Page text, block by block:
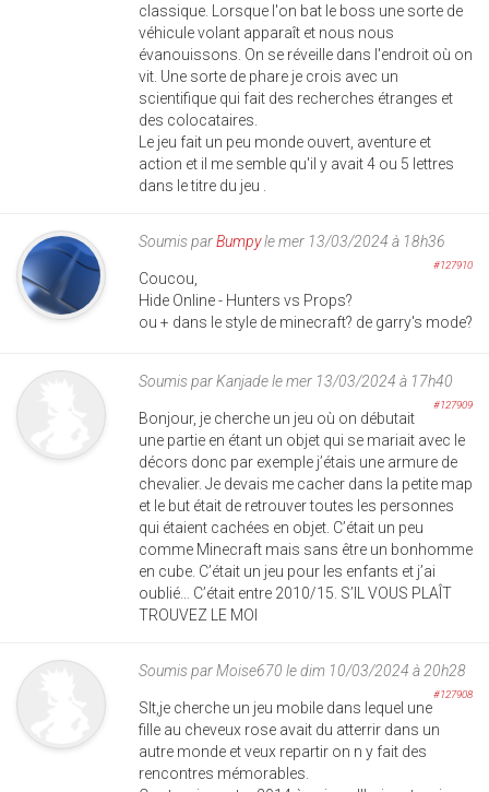
classique. Lorsque l'on bat le boss une sorte de
véhicule volant apparaît et nous nous
évanouissons. On se réveille dans l'endroit où on
vit. Une sorte de phare je crois avec un
scientifique qui fait des recherches étranges et
des colocataires.
Le jeu fait un peu monde ouvert, aventure et
action et il me semble qu'il y avait 4 ou 5 lettres
dans le titre du jeu .
Soumis parBumpyle mer 13/03/2024 à 18h36
#127910
Coucou,
Hide Online - Hunters vs Props?
ou + dans le style de minecraft? de garry's mode?
Soumis parKanjadele mer 13/03/2024 à 17h40
#127909
Bonjour, je cherche un jeu où on débutait
une partie en étant un objet qui se mariait avec le
décors donc par exemple j’étais une armure de
chevalier. Je devais me cacher dans la petite map
et le but était de retrouver toutes les personnes
qui étaient cachées en objet. C’était un peu
comme Minecraft mais sans être un bonhomme
en cube. C’était un jeu pour les enfants et j’ai
oublié… C’était entre 2010/15. S’IL VOUS PLAÎT
TROUVEZ LE MOI
Soumis parMoise670 le dim 10/03/2024 à 20h28
#127908
Slt,je cherche un jeu mobile dans lequel une
fille au cheveux rose avait du atterrir dans un
autre monde et veux repartir on n y fait des
rencontres mémorables.